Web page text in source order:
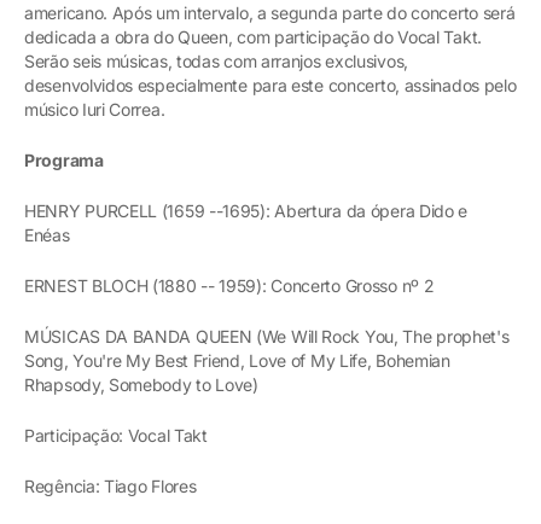
americano. Após um intervalo, a segunda parte do concerto será
dedicada a obra do Queen, com participação do Vocal Takt.
Serão seis músicas, todas com arranjos exclusivos,
desenvolvidos especialmente para este concerto, assinados pelo
músico Iuri Correa.
Programa
HENRY PURCELL (1659 --1695): Abertura da ópera Dido e
Enéas
ERNEST BLOCH (1880 -- 1959): Concerto Grosso nº 2
MÚSICAS DA BANDA QUEEN (We Will Rock You, The prophet's
Song, You're My Best Friend, Love of My Life, Bohemian
Rhapsody, Somebody to Love)
Participação: Vocal Takt
Regência: Tiago Flores